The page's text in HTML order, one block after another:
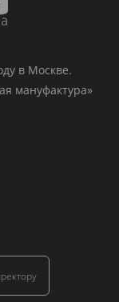
в Москве.
мануфактура»